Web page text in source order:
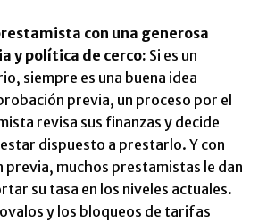
con una generosa
y política de cerco: Si es un
siempre es una buena idea
previa, un proceso por el
revisa sus finanzas y decide
dispuesto a prestarlo. Y con
previa, muchos prestamistas le dan
su tasa en los niveles actuales.
y los bloqueos de tarifas